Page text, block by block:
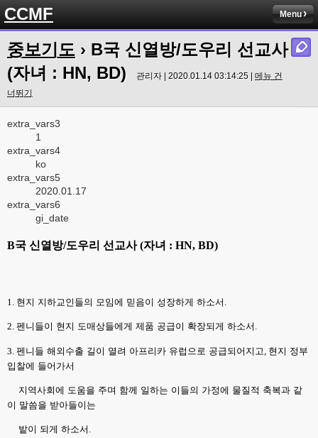
CCMF Menu
중보기도 › B국 신열방/도우리 선교사
(자녀 : HN, BD)
관리자 | 2020.01.14 03:14:25 | 메뉴 건
너뛰기
extra_vars3
1
extra_vars4
ko
extra_vars5
2020.01.17
extra_vars6
gi_date
B국 신열방/도우리 선교사(자녀 : HN, BD)
1. 현지 지하교인들의 모임에 믿음이 성장하게 하소서 .
2. 펜니들이 현지 도매상들에게 제품 공급이 확장되게 하소서 .
3. 펜니들 해외수출 길이 열려 아프리카 유럽으로 공급되어지고 현지 정부
입찰에 들어가서
지역사회에 도움을 주며 함께 일하는 이들의 가정에 물질적 축복과 같
이 말씀을 받아들이는
밭이 되게 하소서 .